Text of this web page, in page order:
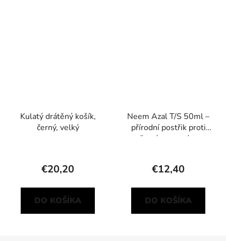
Kulatý drátěný košík,
černý, velký
€20,20
DO KOŠÍKA
Neem Azal T/S 50ml –
přírodní postřik proti
žravým a savým
€12,40
DO KOŠÍKA